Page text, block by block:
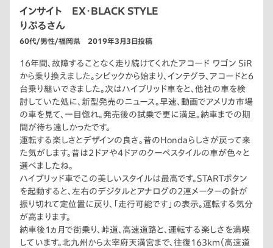
インサイト EX・BLACK STYLE
りぷるさん
60代/男性/福岡県 2019年3月3日投稿
16年間、故障することなく走り続けてくれたアコード ワゴン SiR
から乗り換えました。シビックから始まり、インテグラ、アコードと6
台乗り継いできました。次はハイブリッド車をと、他社の車を検
討していた処に、新型発売のニュース。早速、動画でアメリカ市場
の車を見て、一目惚れ。発売後の試乗で更に満足。納車までの期
間が待ち遠しかったです。
運転する楽しさとデザインの良さ。昔のHondaらしさが戻って来
た気がします。昔は2ドアや4ドアのクーペスタイルの車が色々と
選べましたね。
ハイブリッド車でこの美しいスタイルは最高です。STARTボタン
を起動すると、左右のデジタルとアナログの2連メーターの針が
振り切れて定位置に戻り、「走行可能です」の表示。運転する気分
が高まります。
納車後1ヵ月で街乗り、峠道、高速道路と、運転する楽しさを満喫
しています。北九州から太宰府天満宮まで、往復163km（高速道